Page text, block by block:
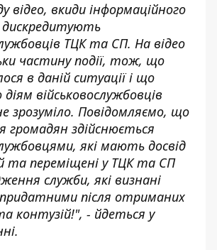
відео, вкиди інформаційного
ТЦК та СП. На відео
частину події, тож, що
в даній ситуації і що
діям військовослужбовців
зрозуміло. Повідомляємо, що
громадян здійснюється
які мають досвід
та переміщені у ТЦК та СП
служби, які визнані
після отриманих
контузій!", - йдеться у